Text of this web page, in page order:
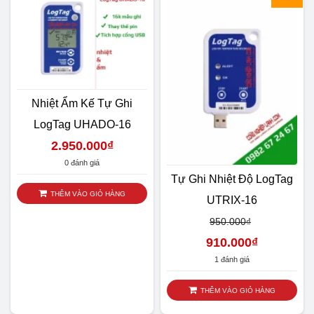
Quý khách chọn phiên bản V.2.8.6 nhé!
Trân trọng,
Nhiệt Ẩm Kế Tự Ghi
LogTag UHADO-16
2.950.000₫
0 đánh giá
THÊM VÀO GIỎ HÀNG
Tự Ghi Nhiệt Độ LogTag
UTRIX-16
950.000₫
910.000₫
1 đánh giá
THÊM VÀO GIỎ HÀNG